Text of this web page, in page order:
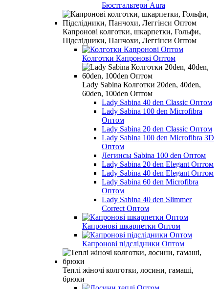
Бюстгальтери Aura
Капронові колготки, шкарпетки, Гольфи,
Підслідники, Панчохи, Леггінси Оптом
Колготки Капронові Оптом
Lady Sabina Колготки 20den, 40den,
60den, 100den Оптом
Lady Sabina 40 den Classic Оптом
Lady Sabina 100 den Microfibra
Оптом
Lady Sabina 20 den Classic Оптом
Lady Sabina 100 den Microfibra 3D
Оптом
Легинсы Sabina 100 den Оптом
Lady Sabina 20 den Elegant Оптом
Lady Sabina 40 den Elegant Оптом
Lady Sabina 60 den Microfibra
Оптом
Lady Sabina 40 den Slimmer
Correct Оптом
Капронові шкарпетки Оптом
Капронові підслідники Оптом
Теплі жіночі колготки, лосини, гамаші,
брюки